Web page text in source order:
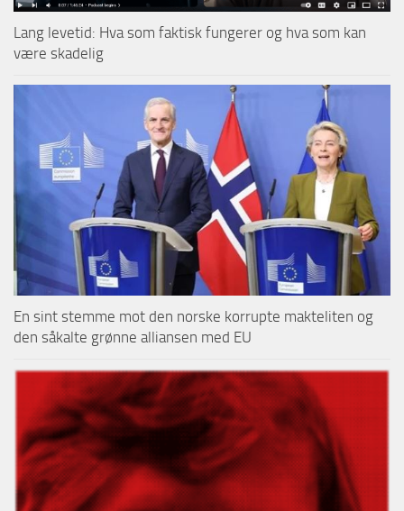
Lang levetid: Hva som faktisk fungerer og hva som kan
være skadelig
En sint stemme mot den norske korrupte makteliten og
den såkalte grønne alliansen med EU